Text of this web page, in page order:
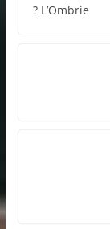
? L’Ombrie